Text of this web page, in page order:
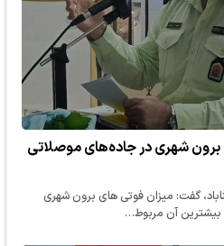
برون شهری در جاده‌های موصلاتی
گفت: میزان فوتی های برون شهری